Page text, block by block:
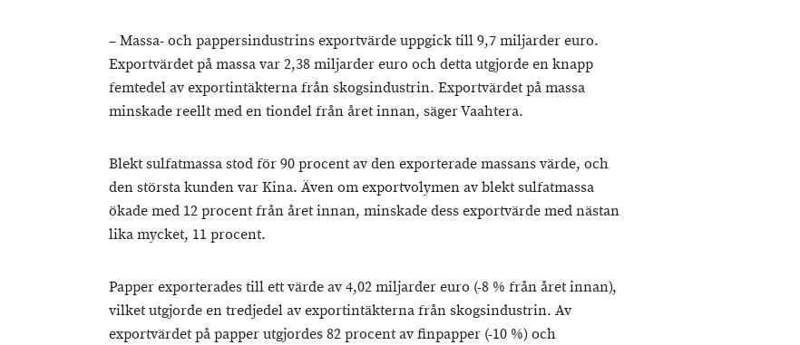
– Massa- och pappersindustrins exportvärde uppgick till 9,7 miljarder euro.
Exportvärdet på massa var 2,38 miljarder euro och detta utgjorde en knapp
femtedel av exportintäkterna från skogsindustrin. Exportvärdet på massa
minskade reellt med en tiondel från året innan, säger Vaahtera.
Blekt sulfatmassa stod för 90 procent av den exporterade massans värde, och
den största kunden var Kina. Även om exportvolymen av blekt sulfatmassa
ökade med 12 procent från året innan, minskade dess exportvärde med nästan
lika mycket, 11 procent.
Papper exporterades till ett värde av 4,02 miljarder euro (-8 % från året innan),
vilket utgjorde en tredjedel av exportintäkterna från skogsindustrin. Av
exportvärdet på papper utgjordes 82 procent av finpapper (-10 %) och